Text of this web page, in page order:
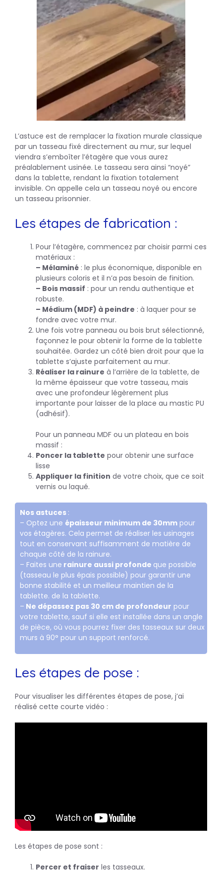
L’astuce est de remplacer la fixation murale classique
par un tasseau fixé directement au mur, sur lequel
viendra s’emboîter l’étagère que vous aurez
préalablement usinée. Le tasseau sera ainsi “noyé”
dans la tablette, rendant la fixation totalement
invisible. On appelle cela un tasseau noyé ou encore
un tasseau prisonnier.
Les étapes de fabrication :
Pour l’étagère, commencez par choisir parmi ces
matériaux :
– Mélaminé : le plus économique, disponible en
plusieurs coloris et il n’a pas besoin de finition.
– Bois massif : pour un rendu authentique et
robuste.
– Médium (MDF) à peindre : à laquer pour se
fondre avec votre mur.
Une fois votre panneau ou bois brut sélectionné,
façonnez le pour obtenir la forme de la tablette
souhaitée. Gardez un côté bien droit pour que la
tablette s’ajuste parfaitement au mur.
Réaliser la rainure à l’arrière de la tablette, de
la même épaisseur que votre tasseau, mais
avec une profondeur légèrement plus
importante pour laisser de la place au mastic PU
(adhésif).
Pour un panneau MDF ou un plateau en bois
massif :
Poncer la tablette pour obtenir une surface
lisse
Appliquer la finition de votre choix, que ce soit
vernis ou laqué.
Nos astuces :
– Optez une épaisseur minimum de 30mm pour
vos étagères. Cela permet de réaliser les usinages
tout en conservant suffisamment de matière de
chaque côté de la rainure.
– Faites une rainure aussi profonde que possible
(tasseau le plus épais possible) pour garantir une
bonne stabilité et un meilleur maintien de la
tablette. de la tablette.
– Ne dépassez pas 30 cm de profondeur pour
votre tablette, sauf si elle est installée dans un angle
de pièce, où vous pourrez fixer des tasseaux sur deux
murs à 90° pour un support renforcé.
Les étapes de pose :
Pour visualiser les différentes étapes de pose, j’ai
réalisé cette courte vidéo :
Les étapes de pose sont :
Percer et fraiser les tasseaux.